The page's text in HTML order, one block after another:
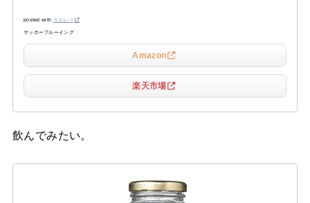
posted with カエレバ
ヤッホーブルーイング
Amazon
楽天市場
飲んでみたい。